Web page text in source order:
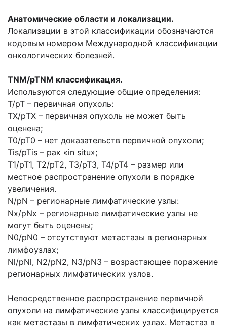
Анатомические области и локализации.
Локализации в этой классификации обозначаются
кодовым номером Международной классификации
онкологических болезней.
TNM/pTNM классификация.
Используются следующие общие определения:
Т/рТ – первичная опухоль:
TX/рTX – первичная опухоль не может быть
оценена;
Т0/рТ0 – нет доказательств первичной опухоли;
Tis/pTis – рак «in situ»;
Т1/рТ1, Т2/рТ2, ТЗ/рТЗ, Т4/рТ4 – размер или
местное распространение опухоли в порядке
увеличения.
N/pN – регионарные лимфатические узлы:
Nx/pNx – регионарные лимфатические узлы не
могут быть оценены;
N0/pN0 – отсутствуют метастазы в регионарных
лимфоузлах;
Nl/pNl, N2/pN2, N3/pN3 – возрастающее поражение
регионарных лимфатических узлов.
Непосредственное распространение первичной
опухоли на лимфатические узлы классифицируется
как метастазы в лимфатических узлах. Метастаз в